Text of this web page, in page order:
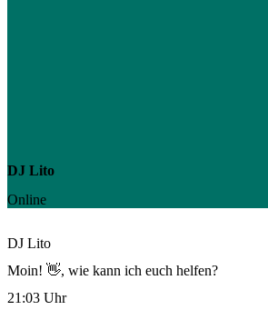
DJ Lito
Online
DJ Lito
Moin! 👋, wie kann ich euch helfen?
21:03 Uhr